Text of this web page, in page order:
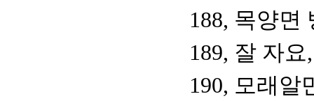
188, 목양면
189, 잘 자
190, 모래알